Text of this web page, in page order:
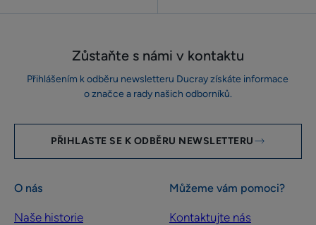
Zůstaňte s námi v kontaktu
Přihlášením k odběru newsletteru Ducray získáte informace
o značce a rady našich odborníků.
PŘIHLASTE SE K ODBĚRU NEWSLETTERU
O nás
Naše historie
Můžeme vám pomoci?
Kontaktujte nás